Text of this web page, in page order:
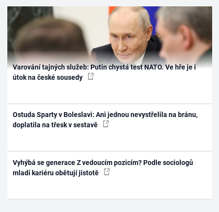
Varování tajných služeb: Putin chystá test NATO. Ve hře je i
útok na české sousedy
Ostuda Sparty v Boleslavi: Ani jednou nevystřelila na bránu,
doplatila na třesk v sestavě
Vyhýbá se generace Z vedoucím pozicím? Podle sociologů
mladí kariéru obětují jistotě